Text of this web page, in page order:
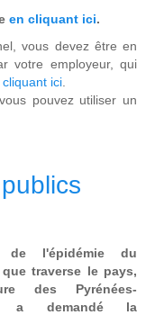
en cliquant ici.
vous devez être en
votre employeur, qui
cliquant ici
pouvez utiliser un
l'épidémie du
traverse le pays,
des Pyrénées-
a demandé la